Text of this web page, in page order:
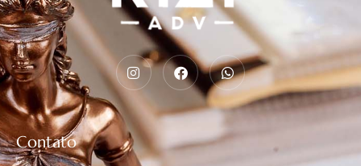
Contato